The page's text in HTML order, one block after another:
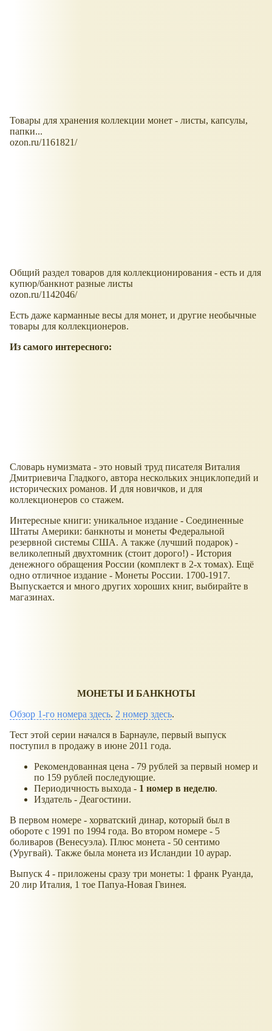
Товары для хранения коллекции монет - листы, капсулы,
папки...
ozon.ru/1161821/
Общий раздел товаров для коллекционирования - есть и для
купюр/банкнот разные листы
ozon.ru/1142046/
Есть даже карманные весы для монет, и другие необычные
товары для коллекционеров.
Из самого интересного:
Словарь нумизмата - это новый труд писателя Виталия
Дмитриевича Гладкого, автора нескольких энциклопедий и
исторических романов. И для новичков, и для
коллекционеров со стажем.
Интересные книги: уникальное издание - Соединенные
Штаты Америки: банкноты и монеты Федеральной
резервной системы США. А также (лучший подарок) -
великолепный двухтомник (стоит дорого!) - История
денежного обращения России (комплект в 2-х томах). Ещё
одно отличное издание - Монеты России. 1700-1917.
Выпускается и много других хороших книг, выбирайте в
магазинах.
МОНЕТЫ И БАНКНОТЫ
Обзор 1-го номера здесь. 2 номер здесь.
Тест этой серии начался в Барнауле, первый выпуск
поступил в продажу в июне 2011 года.
Рекомендованная цена - 79 рублей за первый номер и
по 159 рублей последующие.
Периодичность выхода - 1 номер в неделю.
Издатель - Деагостини.
В первом номере - хорватский динар, который был в
обороте с 1991 по 1994 года. Во втором номере - 5
боливаров (Венесуэла). Плюс монета - 50 сентимо
(Уругвай). Также была монета из Исландии 10 аурар.
Выпуск 4 - приложены сразу три монеты: 1 франк Руанда,
20 лир Италия, 1 тое Папуа-Новая Гвинея.